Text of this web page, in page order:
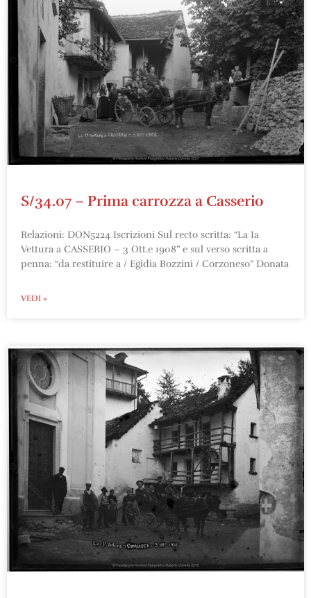
S/34.07 – Prima carrozza a Casserio
Relazioni: DON5224 Iscrizioni Sul recto scritta: “La Ia
Vettura a CASSERIO – 3 Ott.e 1908” e sul verso scritta a
penna: “da restituire a / Egidia Bozzini / Corzoneso” Donata
VEDI »